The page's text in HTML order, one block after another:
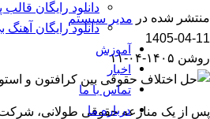
دانلود رایگان قالب‌
دانلود رایگان آهنگ
آموزش
اخبار
تماس با ما
درباره ما
منتشر شده در مدیر سیستم
1405-04-11
روشن ۱۴۰۵-۰۴-۱۱